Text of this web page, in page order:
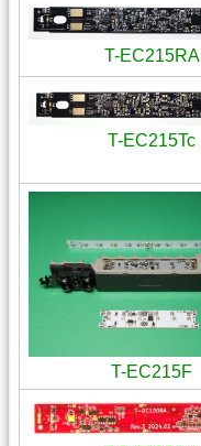
T-EC215RA
T-EC215Tc
T-EC215F